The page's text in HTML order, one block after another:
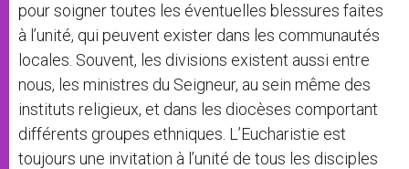
pour soigner toutes les éventuelles blessures faites
à l’unité, qui peuvent exister dans les communautés
locales. Souvent, les divisions existent aussi entre
nous, les ministres du Seigneur, au sein même des
instituts religieux, et dans les diocèses comportant
différents groupes ethniques. L’Eucharistie est
toujours une invitation à l’unité de tous les disciples